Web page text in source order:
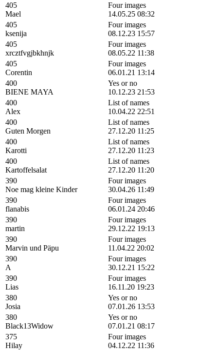
405
Mael
Four images
14.05.25 08:32
405
ksenija
Four images
08.12.23 15:57
405
xrcztfvgjbkhnjk
Four images
08.05.22 11:38
405
Corentin
Four images
06.01.21 13:14
400
BIENE MAYA
Yes or no
10.12.23 21:53
400
Alex
List of names
10.04.22 22:51
400
Guten Morgen
List of names
27.12.20 11:25
400
Karotti
List of names
27.12.20 11:23
400
Kartoffelsalat
List of names
27.12.20 11:20
390
Noe mag kleine Kinder
Four images
30.04.26 11:49
390
flanabis
Four images
06.01.24 20:46
390
martin
Four images
29.12.22 19:13
390
Marvin und Päpu
Four images
11.04.22 20:02
390
A
Four images
30.12.21 15:22
390
Lias
Four images
16.11.20 19:23
380
Josia
Yes or no
07.01.26 13:53
380
Black13Widow
Yes or no
07.01.21 08:17
375
Hilay
Four images
04.12.22 11:36